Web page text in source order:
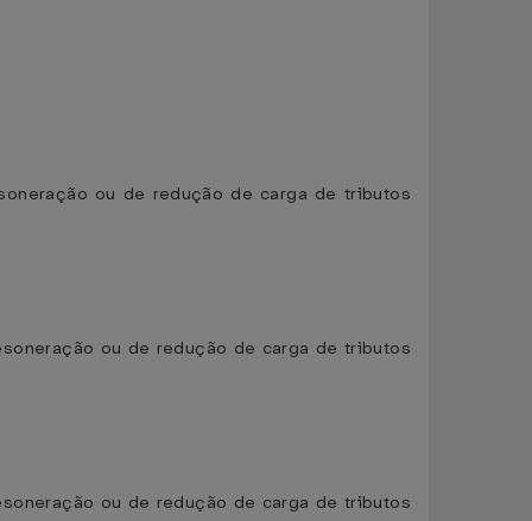
ou de redução de carga de tributos
ou de redução de carga de tributos
ou de redução de carga de tributos